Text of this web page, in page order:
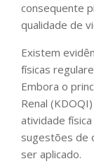
consequente
qualidade de
Existem
físicas
Embora o
Renal
atividade
sugestões de
ser aplicado.